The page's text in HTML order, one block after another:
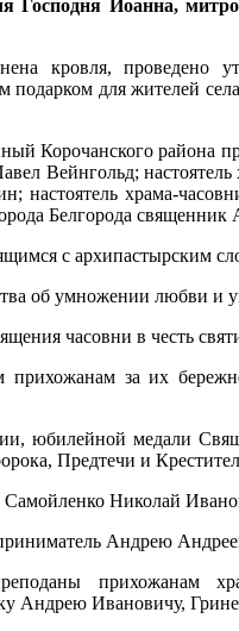
Господня Иоанна,
кровля, проведено
для жителей
Корочанского района
Вейнгольд;
храма-
Белгорода священник
с архипастырским
об умножении любви и
часовни в честь
прихожанам за их
юбилейной медали
Предтечи и
Николай
Андрею
прихожанам
Андрею Ивановичу,